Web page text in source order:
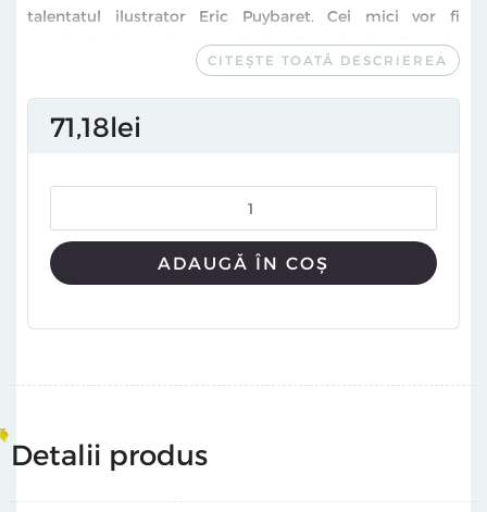
talentatul ilustrator Eric Puybaret. Cei mici vor fi
captivaţi de varietatea şi de formele inedite ale
cabanelor, pe când cei mari se vor lăsa încă o dată
purtaţi de visele din copilărie... O agendă de voiaj cu
totul ieşită din comun! Să-l urmărim pe marele
minunate, pe-atât de diferite: cabana de turtă dulce a
micilor Hänsel şi Gretel, cabana arboricolă sau cea de
melc, ba chiar şi aceea de la capătul pământului!
CITEȘTE TOATĂ DESCRIEREA
71 18lei
ADAUGĂ ÎN COȘ
Detalii produs